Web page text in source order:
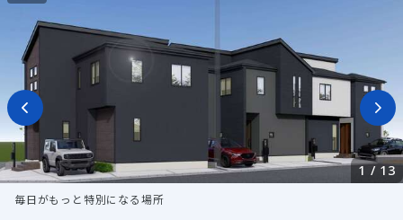
1/ 13
毎日がもっと特別になる場所